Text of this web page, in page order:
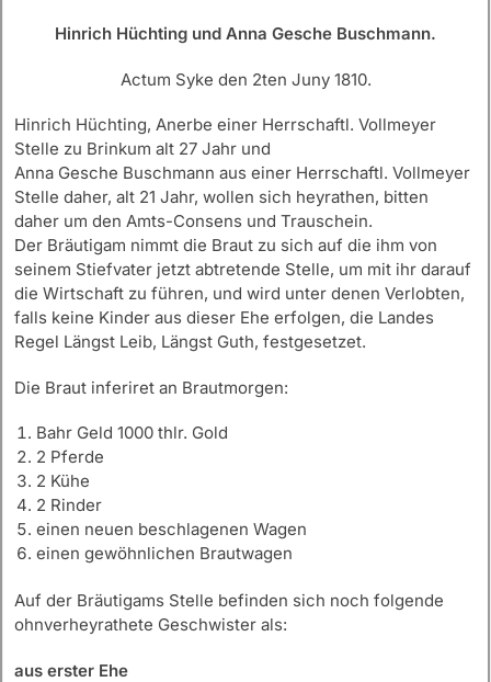
Hinrich Hüchting und Anna Gesche Buschmann.
Actum Syke den 2ten Juny 1810.
Hinrich Hüchting, Anerbe einer Herrschaftl. Vollmeyer
Stelle zu Brinkum alt 27 Jahr und
Anna Gesche Buschmann aus einer Herrschaftl. Vollmeyer
Stelle daher, alt 21 Jahr, wollen sich heyrathen, bitten
daher um den Amts-Consens und Trauschein.
Der Bräutigam nimmt die Braut zu sich auf die ihm von
seinem Stiefvater jetzt abtretende Stelle, um mit ihr darauf
die Wirtschaft zu führen, und wird unter denen Verlobten,
falls keine Kinder aus dieser Ehe erfolgen, die Landes
Regel Längst Leib, Längst Guth, festgesetzet.
Die Braut inferiret an Brautmorgen:
Bahr Geld 1000 thlr. Gold
2 Pferde
2 Kühe
2 Rinder
einen neuen beschlagenen Wagen
einen gewöhnlichen Brautwagen
Auf der Bräutigams Stelle befinden sich noch folgende
ohnverheyrathete Geschwister als:
aus erster Ehe